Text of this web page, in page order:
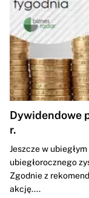
Dywidendowe
r.
Jeszcze w
ubiegłorocznego
Zgodnie z
akcję....